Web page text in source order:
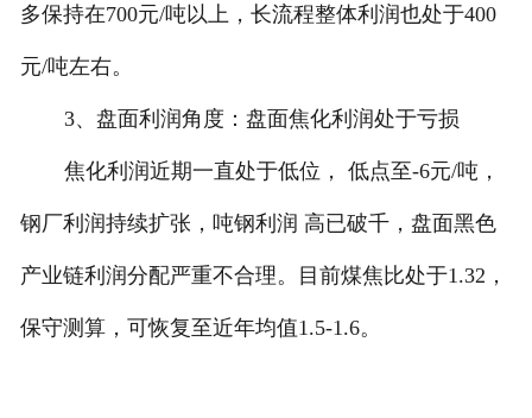
多保持在700元/吨以上，长流程整体利润也处于400
元/吨左右。
3、盘面利润角度：盘面焦化利润处于亏损
焦化利润近期一直处于低位， 低点至-6元/吨，
钢厂利润持续扩张，吨钢利润 高已破千，盘面黑色
产业链利润分配严重不合理。目前煤焦比处于1.32，
保守测算，可恢复至近年均值1.5-1.6。